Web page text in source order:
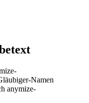
Namen
anymize-